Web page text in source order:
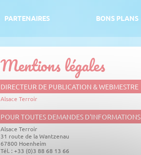
PARTENAIRES BONS PLANS
Mentions légales
DIRECTEUR DE PUBLICATION & WEBMESTRE
Alsace Terroir
POUR TOUTES DEMANDES D'INFORMATIONS
Alsace Terroir
31 route de la Wantzenau
67800 Hoenheim
Tél. : +33 (0)3 88 68 13 66